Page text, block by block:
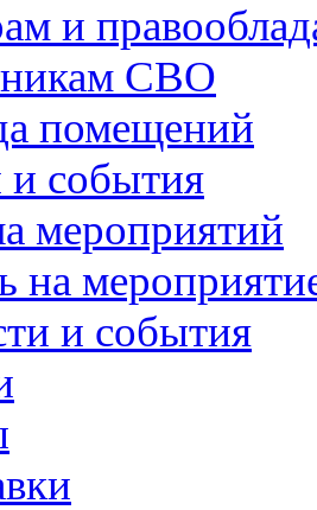
и
СВО
помещений
события
мероприятий
на
и события